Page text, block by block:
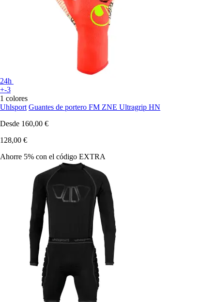
24h
+-3
1 colores
Uhlsport Guantes de portero FM ZNE Ultragrip HN
Desde 160,00 €
128,00 €
Ahorre 5% con el código EXTRA